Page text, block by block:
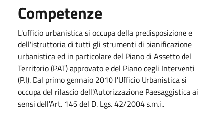
Competenze
L'ufficio urbanistica si occupa della predisposizione e
dell'istruttoria di tutti gli strumenti di pianificazione
urbanistica ed in particolare del Piano di Assetto del
Territorio (PAT) approvato e del Piano degli Interventi
(P.I). Dal primo gennaio 2010 l'Ufficio Urbanistica si
occupa del rilascio dell'Autorizzazione Paesaggistica ai
sensi dell'Art. 146 del D. Lgs. 42/2004 s.m.i..